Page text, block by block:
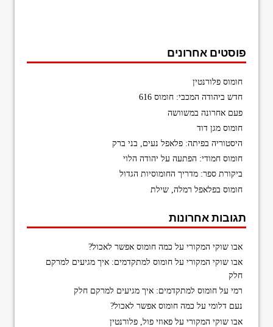
פוסטים אחרונים
חומוס פלורנטין
חדש ביהודה המכבי: חומוס 616
פעם אחרונה במשוושה
חומוס מגן דוד
היסטוריה בפיתה: פלאפל נעים, בני ברק
חומוס חמודי: הפתעה על יהודה הלוי
ביקורת ספר: מדריך החומוסיות הגדול
חומוס בפלאפל רמלה, שילת
תגובות אחרונות
אבו שוקי המקורי על כמה חומוס אפשר לאכול?
אבו שוקי המקורי עלחומוס למתקדמים: איך מגיעים למרקם
חלק
רמי עלחומוס למתקדמים: איך מגיעים למרקם חלק
נעם דלומי על כמה חומוס אפשר לאכול?
אבו שוקי המקורי עלפאוזי פול, פלורנטין